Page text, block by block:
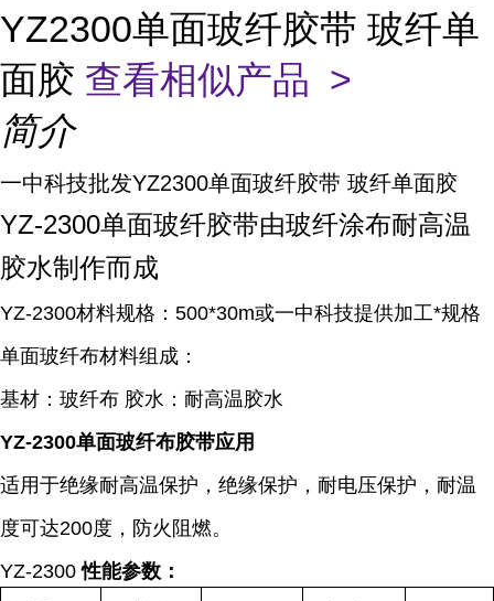
YZ2300单面玻纤胶带 玻纤单
面胶 查看相似产品 >
简介
一中科技批发YZ2300单面玻纤胶带 玻纤单面胶
YZ-2300单面玻纤胶带由玻纤涂布耐高温
胶水制作而成
YZ-2300材料规格：500*30m或一中科技提供加工*规格
单面玻纤布材料组成：
基材：玻纤布 胶水：耐高温胶水
YZ-2300单面玻纤布胶带应用
适用于绝缘耐高温保护，绝缘保护，耐电压保护，耐温
度可达200度，防火阻燃。
YZ-2300性能参数：